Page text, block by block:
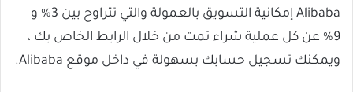
Alibaba إمكانية التسويق بالعمولة والتي تتراوح بين 3% و
9% عن كل عملية شراء تمت من خلال الرابط الخاص بك ،
ويمكنك تسجيل حسابك بسهولة في داخل موقع Alibaba.